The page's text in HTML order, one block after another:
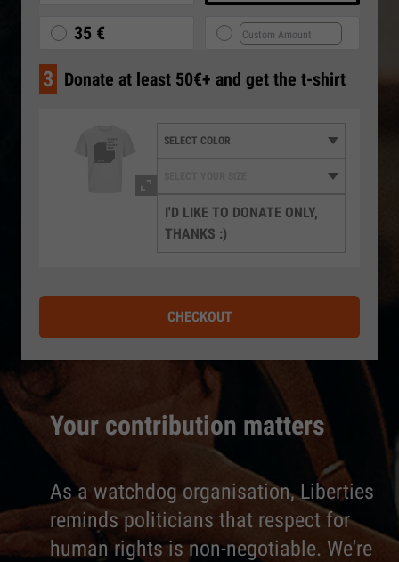
Your contribution matters
As a watchdog organisation, Liberties
reminds politicians that respect for
human rights is non-negotiable. We're
35 €
3 Donate at least 50€+ and get the t-shirt
I'D LIKE TO DONATE ONLY,
THANKS :)
CHECKOUT